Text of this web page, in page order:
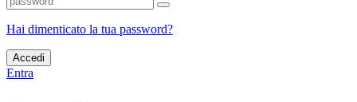
Hai dimenticato la tua password?
Accedi
Entra